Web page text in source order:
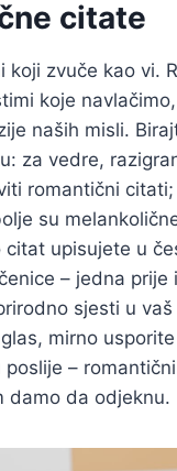
citate
koji zvuče kao vi.
koje
naših misli.
za vedre,
romantični
su
citat upisujete u
– jedna prije
sjesti u
mirno
poslije –
damo da odjeknu.